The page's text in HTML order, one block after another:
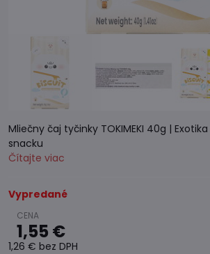
Mliečny čaj tyčinky TOKIMEKI 40g |
snacku
Čítajte viac
Vypredané
1,55 €
1,26 € bez DPH